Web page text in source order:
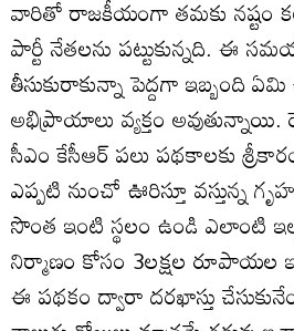
వారితో రాజకీయంగా తమకు నష్టం
పార్టీ నేతలను పట్టుకున్నది. ఈ
తీసుకురాకున్నా పెద్దగా ఇబ్బంది
అభిప్రాయాలు వ్యక్తం
సీఎం కేసీఆర్‌ పలు పథకాలకు
ఎప్పటి నుంచో ఊరిస్తూ వస్తున్న
సొంత ఇంటి స్థలం ఉండి ఎలాంటి
నిర్మాణం కోసం 3లక్షల రూపాయల
ఈ పథకం ద్వారా దరఖాస్తు